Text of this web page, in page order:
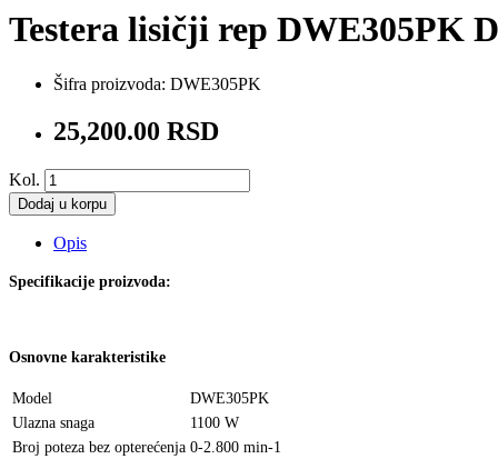
Testera lisičji rep DWE305PK
Šifra proizvoda: DWE305PK
25,200.00 RSD
Kol.
Dodaj u korpu
Opis
Specifikacije proizvoda:
Osnovne karakteristike
Model
DWE305PK
Ulazna snaga
1100 W
Broj poteza bez opterećenja 0-2.800 min-1